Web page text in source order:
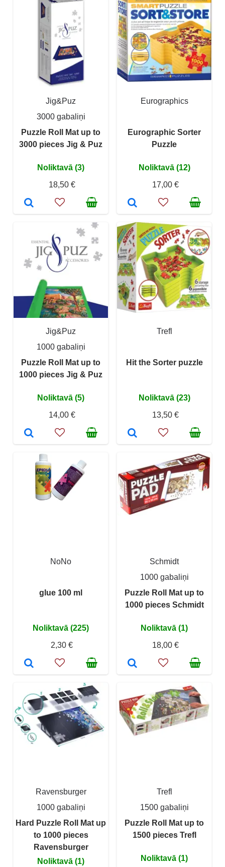
Jig&Puz
3000 gabaliņi
Puzzle Roll Mat up to
3000 pieces Jig & Puz
Noliktavā (3)
18,50 €
Eurographics
Eurographic Sorter
Puzzle
Noliktavā (12)
17,00 €
Jig&Puz
1000 gabaliņi
Puzzle Roll Mat up to
1000 pieces Jig & Puz
Noliktavā (5)
14,00 €
Trefl
Hit the Sorter puzzle
Noliktavā (23)
13,50 €
NoNo
glue 100 ml
Noliktavā (225)
2,30 €
Schmidt
1000 gabaliņi
Puzzle Roll Mat up to
1000 pieces Schmidt
Noliktavā (1)
18,00 €
Ravensburger
1000 gabaliņi
Hard Puzzle Roll Mat up
to 1000 pieces
Ravensburger
Noliktavā (1)
Trefl
1500 gabaliņi
Puzzle Roll Mat up to
1500 pieces Trefl
Noliktavā (1)